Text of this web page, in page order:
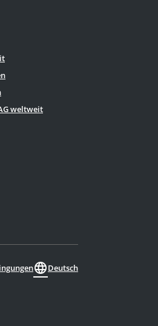
weltweit
languageDeutsch